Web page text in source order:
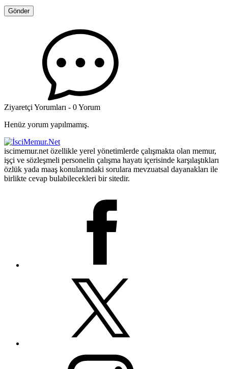
Ziyaretçi Yorumları - 0 Yorum
Henüz yorum yapılmamış.
iscimemur.net özellikle yerel yönetimlerde çalışmakta olan memur,
işçi ve sözleşmeli personelin çalışma hayatı içerisinde karşılaştıkları
özlük yada maaş konularındaki sorulara mevzuatsal dayanakları ile
birlikte cevap bulabilecekleri bir sitedir.